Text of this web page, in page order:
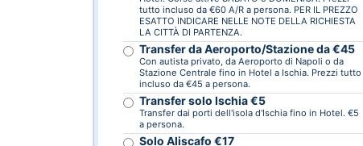
tutto incluso da €60 A/R a persona. PER IL PREZZO
ESATTO INDICARE NELLE NOTE DELLA RICHIESTA
LA CITTÀ DI PARTENZA.
Transfer da Aeroporto/Stazione da €45
Con autista privato, da Aeroporto di Napoli o da
Stazione Centrale fino in Hotel a Ischia. Prezzi tutto
incluso da €45 a persona.
Transfer solo Ischia €5
Transfer dai porti dell'isola d'Ischia fino in Hotel. €5
a persona.
Solo Aliscafo €17